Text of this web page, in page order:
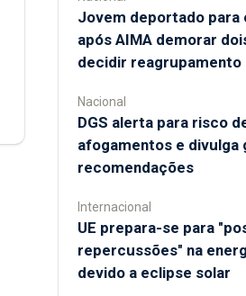
Jovem deportado para
após AIMA demorar
decidir reagrupamento
Nacional
DGS alerta para risco
afogamentos e divulga
recomendações
Internacional
UE prepara-se para
repercussões" na
devido a eclipse solar